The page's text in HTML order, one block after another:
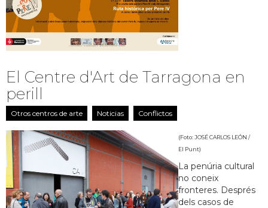
El Centre d'Art de Tarragona en
perill
Otros centros de arte Noticias Conflictos
(Foto: JOSÉ CARLOS LEÓN /
El Punt)
La penúria cultural
no coneix
fronteres. Després
dels casos de